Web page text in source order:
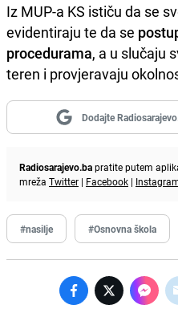
Iz MUP-a KS ističu da se
evidentiraju te da se
procedurama, a u slučaju
teren i provjeravaju
Dodajte
Radiosarajevo.bapratite putem
mreža Twitter | Facebook |
#nasilje #Osnovna škola